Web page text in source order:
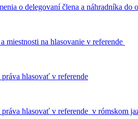
o delegovaní člena a náhradníka
miestnosti na hlasovanie v referende
hlasovať v referende
hlasovať v referende v rómskom